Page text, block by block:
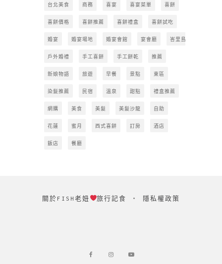
台北美食 商務 喜宴 喜宴菜單 喜餅
喜餅價格 喜餅推薦 喜餅禮盒 喜餅試吃
婚宴 婚宴場地 婚宴會館 宴會廳 峇里島
戶外婚禮 手工喜餅 手工餅乾 推薦
新娘物語 旅遊 早餐 景點 東區
染髮推薦 民宿 溫泉 甜點 禮盒推薦
網購 美食 美髮 美髮沙龍 自助
花蓮 蜜月 西式喜餅 訂房 酒店
飯店 餐廳
關於FISH老妞 旅行記食 ‧ 隱私權政策